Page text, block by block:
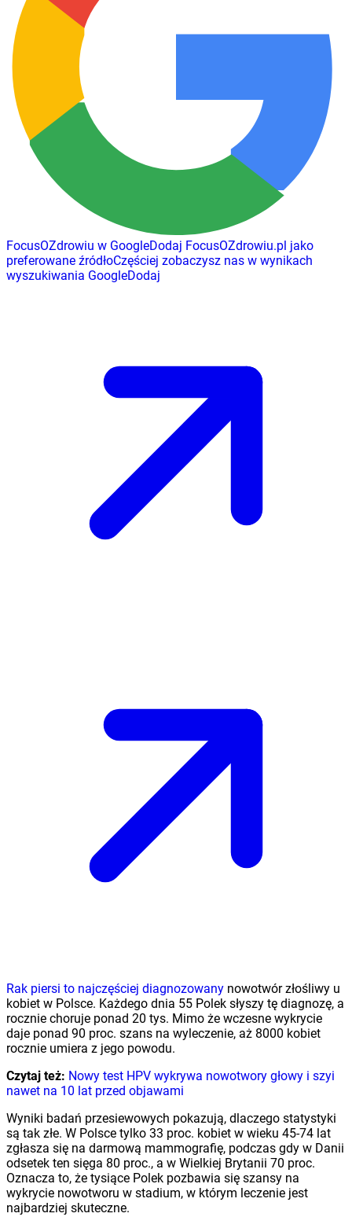
FocusOZdrowiu w GoogleDodaj FocusOZdrowiu.pl jako
preferowane źródłoCzęściej zobaczysz nas w wynikach
wyszukiwania GoogleDodaj
Rak piersi to najczęściej diagnozowany nowotwór złośliwy u
kobiet w Polsce. Każdego dnia 55 Polek słyszy tę diagnozę, a
rocznie choruje ponad 20 tys. Mimo że wczesne wykrycie
daje ponad 90 proc. szans na wyleczenie, aż 8000 kobiet
rocznie umiera z jego powodu.
Czytaj też: Nowy test HPV wykrywa nowotwory głowy i szyi
nawet na 10 lat przed objawami
Wyniki badań przesiewowych pokazują, dlaczego statystyki
są tak złe. W Polsce tylko 33 proc. kobiet w wieku 45-74 lat
zgłasza się na darmową mammografię, podczas gdy w Danii
odsetek ten sięga 80 proc., a w Wielkiej Brytanii 70 proc.
Oznacza to, że tysiące Polek pozbawia się szansy na
wykrycie nowotworu w stadium, w którym leczenie jest
najbardziej skuteczne.